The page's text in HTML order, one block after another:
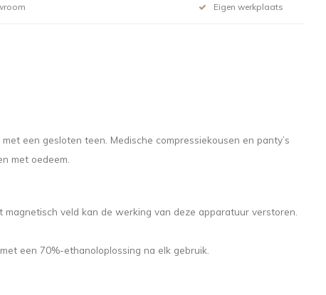
Eigen werkplaats
een gesloten teen. Medische compressiekousen en panty’s
met oedeem.
veld kan de werking van deze apparatuur verstoren.
een 70%-ethanoloplossing na elk gebruik.